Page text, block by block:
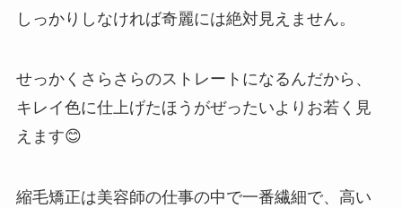
しっかりしなければ奇麗には絶対見えません。
せっかくさらさらのストレートになるんだから、
キレイ色に仕上げたほうがぜったいよりお若く見
えます😊
縮毛矯正は美容師の仕事の中で一番繊細で、高い